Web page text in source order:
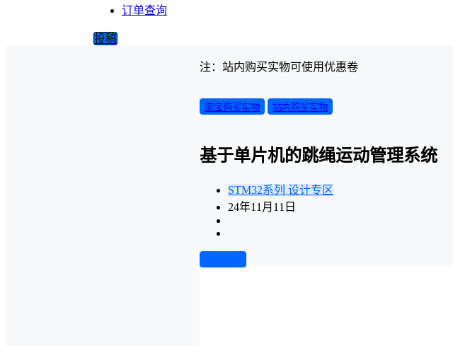
订单查询
投稿
注：站内购买实物可使用优惠卷
淘宝购买实物 站内购买实物
基于单片机的跳绳运动管理系统
STM32系列 设计专区
24年11月11日